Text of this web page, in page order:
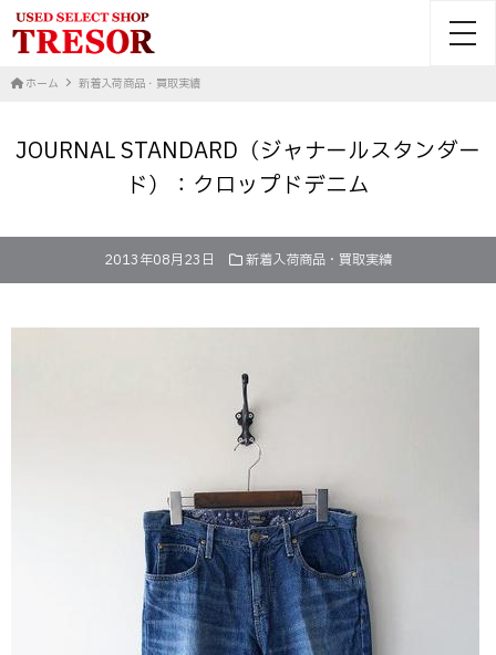
ホーム 新着入荷商品・買取実績
JOURNAL STANDARD（ジャナールスタンダー
ド）：クロップドデニム
2013年08月23日 新着入荷商品・買取実績